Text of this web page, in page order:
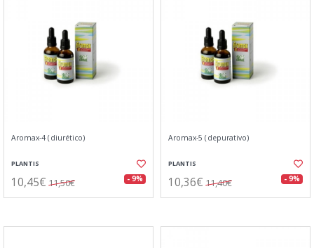
Aromax-4 (diurético)
PLANTIS
10,45€ 11,50€ - 9%
Aromax-5 (depurativo)
PLANTIS
10,36€ 11,40€ - 9%